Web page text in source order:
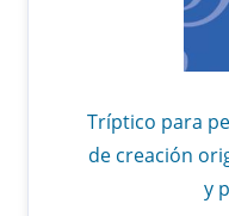
Tríptico para
de creación
y